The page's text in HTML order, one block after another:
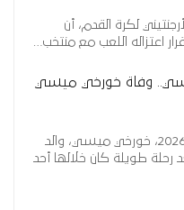
لكرة القدم، أن
اعتزاله اللعب مع منتخب…
وفاة خورخي ميسي
توفي اليوم السبت 8 أغسطس 2026، خورخي ميسي، والد
رحلة طويلة كان خلالها أحد